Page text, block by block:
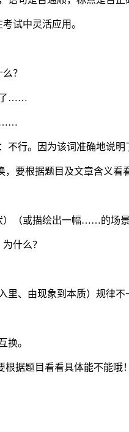
试中灵活应用。
？
了……
……
不行。因为该词准确地
要根据题目及文章含义看
）（或描绘出一幅……的场
什么？
里、由现象到本质）规律不
换。
根据题目看看具体能不能哦